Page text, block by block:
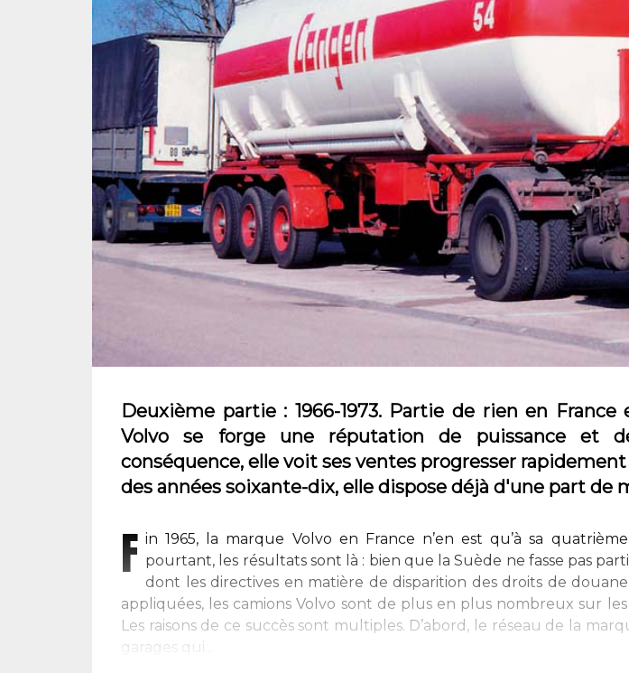
Deuxième partie : 1966-1973. Partie de rien en France
Volvo se forge une réputation de puissance et
conséquence, elle voit ses ventes progresser
des années soixante-dix, elle dispose déjà d'une part de
F in 1965, la marque Volvo en France n’en est qu’à sa
pourtant, les résultats sont là : bien que la Suède ne fasse pas
dont les directives en matière de disparition des droits de
appliquées, les camions Volvo sont de plus en plus nombreux sur les
Les raisons de ce succès sont multiples. D’abord, le réseau de la
garages qui...